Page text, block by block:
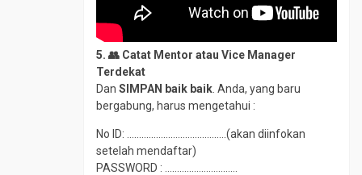
5. 👥 Catat Mentor atau Vice Manager
Terdekat
Dan SIMPAN baik baik. Anda, yang baru
bergabung, harus mengetahui :
No ID: …………………………………..(akan diinfokan
setelah mendaftar)
PASSWORD : …………………………